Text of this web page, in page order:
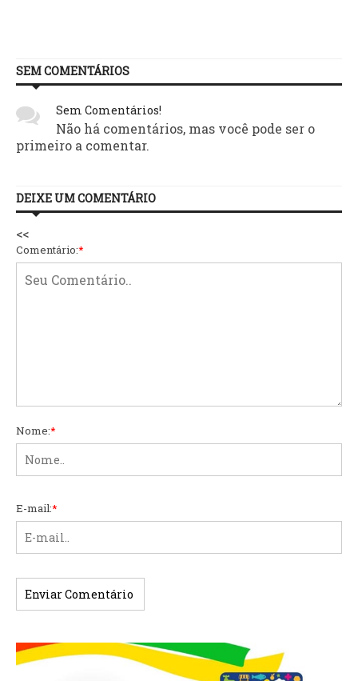
SEM COMENTÁRIOS
Sem Comentários!
Não há comentários, mas você pode ser o
primeiro a comentar.
DEIXE UM COMENTÁRIO
<<
Comentário:*
Nome:*
E-mail:*